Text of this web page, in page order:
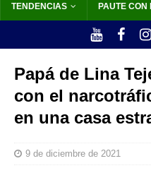
TENDENCIAS PAUTE CON
Papá de Lina
con el
en una casa
9 de diciembre de 2021